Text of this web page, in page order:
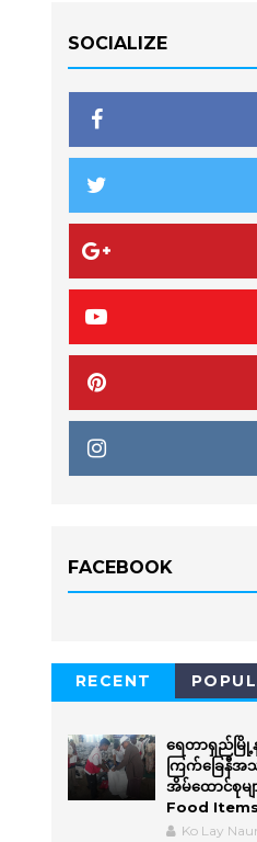
SOCIALIZE
FACEBOOK
RECENT
ရေတာရှည်မ
ကြက်ခြေနီအ
အိမ်‌ထောင်စုမျ
Food
Ko Lay